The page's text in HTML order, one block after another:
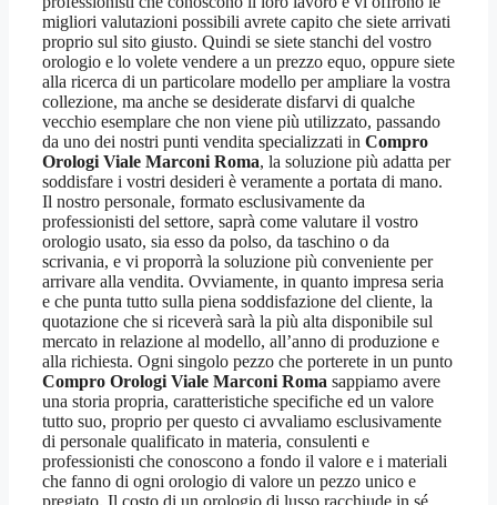
migliori valutazioni possibili avrete capito che siete arrivati
proprio sul sito giusto. Quindi se siete stanchi del vostro
orologio e lo volete vendere a un prezzo equo, oppure siete
alla ricerca di un particolare modello per ampliare la vostra
collezione, ma anche se desiderate disfarvi di qualche
vecchio esemplare che non viene più utilizzato, passando
da uno dei nostri punti vendita specializzati in Compro
Orologi Viale Marconi Roma, la soluzione più adatta per
soddisfare i vostri desideri è veramente a portata di mano.
Il nostro personale, formato esclusivamente da
professionisti del settore, saprà come valutare il vostro
orologio usato, sia esso da polso, da taschino o da
scrivania, e vi proporrà la soluzione più conveniente per
arrivare alla vendita. Ovviamente, in quanto impresa seria
e che punta tutto sulla piena soddisfazione del cliente, la
quotazione che si riceverà sarà la più alta disponibile sul
mercato in relazione al modello, all’anno di produzione e
alla richiesta. Ogni singolo pezzo che porterete in un punto
Compro Orologi Viale Marconi Roma sappiamo avere
una storia propria, caratteristiche specifiche ed un valore
tutto suo, proprio per questo ci avvaliamo esclusivamente
di personale qualificato in materia, consulenti e
professionisti che conoscono a fondo il valore e i materiali
che fanno di ogni orologio di valore un pezzo unico e